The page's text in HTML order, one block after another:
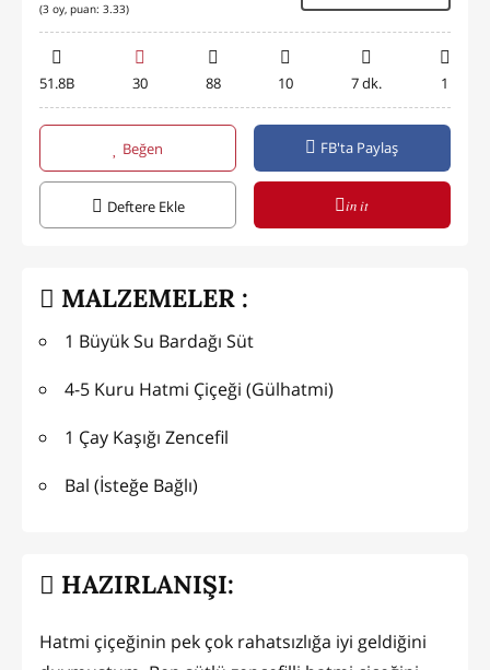
(3 oy, puan: 3.33)
51.8B 30 88 10 7 dk. 1
Beğen FB'ta Paylaş
Deftere Ekle in it
MALZEMELER :
1 Büyük Su Bardağı Süt
4-5 Kuru Hatmi Çiçeği (Gülhatmi)
1 Çay Kaşığı Zencefil
Bal (İsteğe Bağlı)
HAZIRLANIŞI:
Hatmi çiçeğinin pek çok rahatsızlığa iyi geldiğini